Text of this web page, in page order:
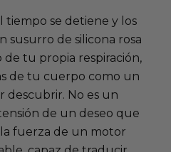
se detiene y los
susurro de silicona rosa
tu propia respiración,
de tu cuerpo como un
descubrir. No es un
de un deseo que
fuerza de un motor